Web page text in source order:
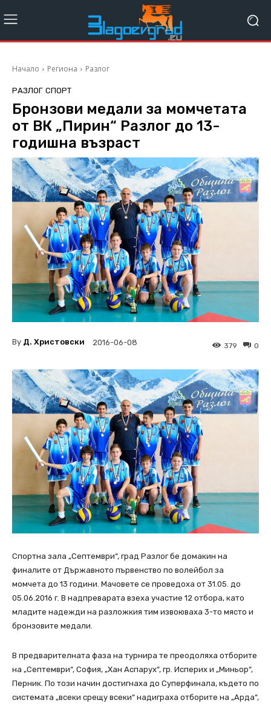
Начало Региона Разлог
РАЗЛОГ СПОРТ
Бронзови медали за момчетата
от ВК „Пирин“ Разлог до 13-
годишна възраст
By Д. Христовски 2016-06-08 0
379
Спортна зала „Септември“, град Разлог бе домакин на
финалите от Държавното първенство по волейбол за
момчета до 13 години. Мачовете се проведоха от 31.05. до
05.06.2016 г. В надпреварата взеха участие 12 отбора, като
младите надежди на разложкия тим извоюваха 3-то място и
бронзовите медали.
В предварителната фаза на турнира те преодоляха отборите
на „Септември“, София, „Хан Аспарух“, гр. Исперих и „Миньор“,
Перник. По този начин достигнаха до Суперфинала, където по
системата „всеки срещу всеки“ надиграха отборите на „Арда“,